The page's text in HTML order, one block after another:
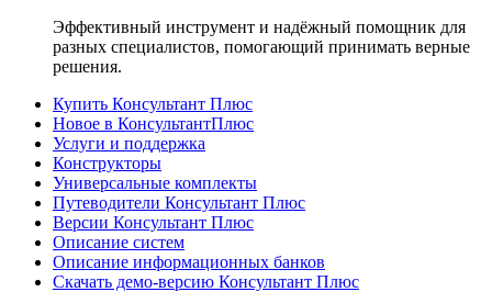
Эффективный инструмент и надёжный помощник для
разных специалистов, помогающий принимать верные
решения.
Купить Консультант Плюс
Новое в КонсультантПлюс
Услуги и поддержка
Конструкторы
Универсальные комплекты
Путеводители Консультант Плюс
Версии Консультант Плюс
Описание систем
Описание информационных банков
Скачать демо-версию Консультант Плюс